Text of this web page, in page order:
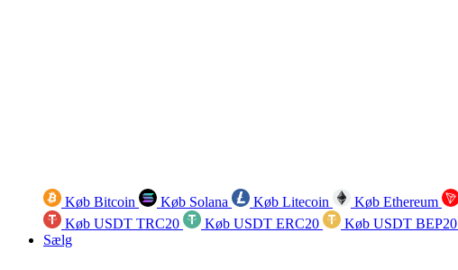
Køb Bitcoin Køb Solana Køb Litecoin Køb Ethereum
Køb USDT TRC20
Køb USDT ERC20 Køb USDT BEP20
Sælg